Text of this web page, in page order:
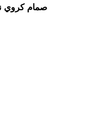
صمام كروي